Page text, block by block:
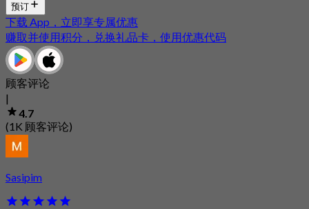
预订
下载 App，立即享专属优惠
赚取并使用积分，兑换礼品卡，使用优惠代码
顾客评论
|
4.7
(1K 顾客评论)
Sasipim